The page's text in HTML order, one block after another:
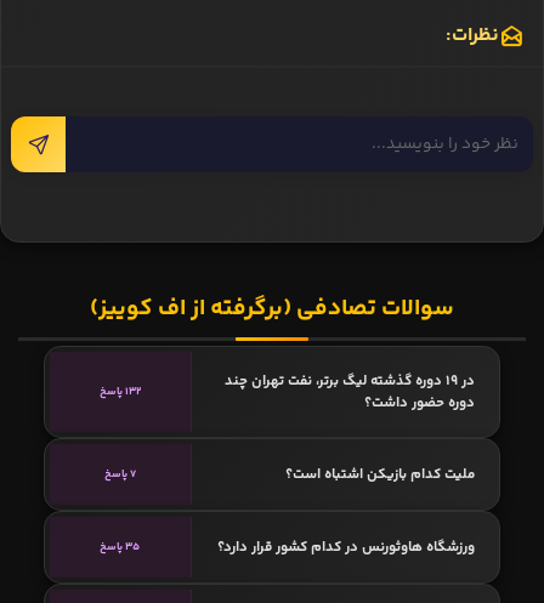
نظرات:
سوالات تصادفی (برگرفته از اف کوییز)
در 19 دوره گذشته لیگ برتر، نفت تهران چند
دوره حضور داشت؟
132 پاسخ
ملیت کدام بازیکن اشتباه است؟ 7 پاسخ
ورزشگاه هاوثورنس در کدام کشور قرار دارد؟ 35 پاسخ